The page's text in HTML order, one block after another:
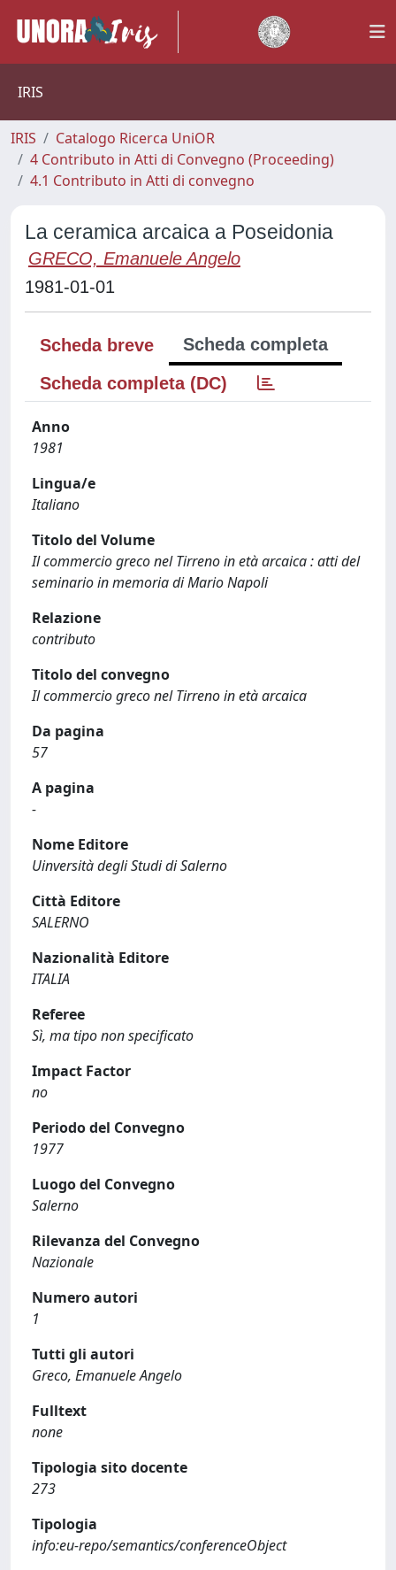
IRIS
IRIS
Catalogo Ricerca UniOR
4 Contributo in Atti di Convegno (Proceeding)
4.1 Contributo in Atti di convegno
La ceramica arcaica a Poseidonia
GRECO, Emanuele Angelo
1981-01-01
Scheda breve
Scheda completa
Scheda completa (DC)
Anno
1981
Lingua/e
Italiano
Titolo del Volume
Il commercio greco nel Tirreno in età arcaica : atti del
seminario in memoria di Mario Napoli
Relazione
contributo
Titolo del convegno
Il commercio greco nel Tirreno in età arcaica
Da pagina
57
A pagina
-
Nome Editore
Uinversità degli Studi di Salerno
Città Editore
SALERNO
Nazionalità Editore
ITALIA
Referee
Sì, ma tipo non specificato
Impact Factor
no
Periodo del Convegno
1977
Luogo del Convegno
Salerno
Rilevanza del Convegno
Nazionale
Numero autori
1
Tutti gli autori
Greco, Emanuele Angelo
Fulltext
none
Tipologia sito docente
273
Tipologia
info:eu-repo/semantics/conferenceObject